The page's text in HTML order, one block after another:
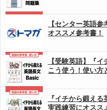
【センター英語
オススメ参考書！
【受験英語】『
こう使う！使い方
『イチから鍛え
実践練習にオスス